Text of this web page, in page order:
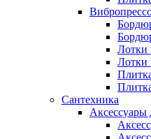
Лотки
Лотки
Сантехника
Аксессуары